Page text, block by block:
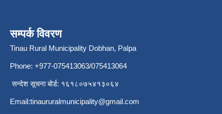
सम्पर्क विवरण
Tinau Rural Municipality Dobhan, Palpa
Phone: +977-075413063/075413064
सन्देश सूचना बोर्ड: १६१८०७५४१३०६४
Email:tinaururalmunicipality@gmail.com